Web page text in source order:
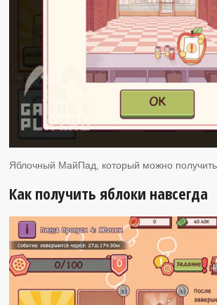
Яблочный МайПад, который можно
Как получить яблоки навсегда